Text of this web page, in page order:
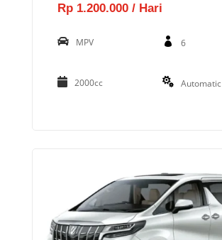
Rp 1.200.000 / Hari
MPV 6
2000cc Automatic